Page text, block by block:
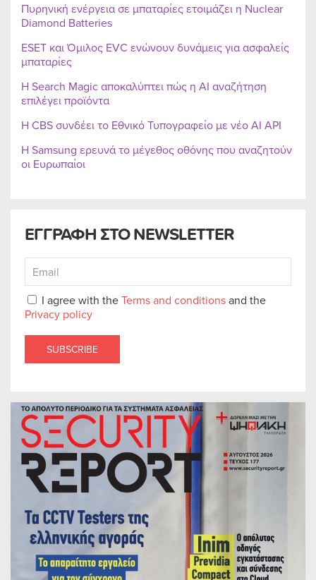
ΕΓΓΡΑΦΗ ΣΤΟ NEWSLETTER
I agree with theTerms and conditionsand the
Privacy policy
SUBSCRIBE
Πυρηνική ενέργεια σε μπαταρίες ετοιμάζει η Nuclear
Diamond Batteries
ESET και Όμιλος EVC ενώνουν δυνάμεις για ασφαλείς
μπαταρίες
Η Search Magic αποκαλύπτει πώς η AI αναζήτηση
επιλέγει προϊόντα
Η CBS συνδέει το Εθνικό Τυπογραφείο με νέο AI API
Η Samsung ερευνά το μέγεθος οθόνης που αναζητούν
οι Ευρωπαίοι